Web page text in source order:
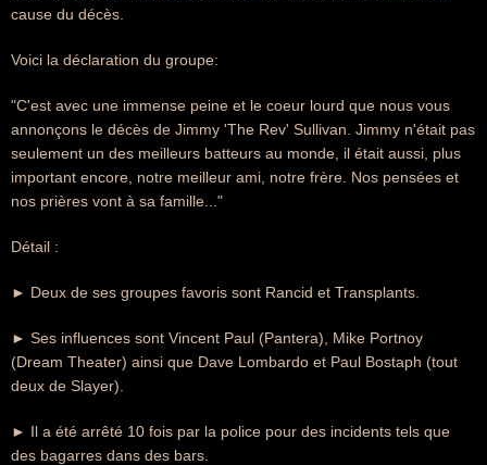
cause du décès.
Voici la déclaration du groupe:
"C'est avec une immense peine et le coeur lourd que nous vous
annonçons le décès de Jimmy 'The Rev' Sullivan. Jimmy n'était pas
seulement un des meilleurs batteurs au monde, il était aussi, plus
important encore, notre meilleur ami, notre frère. Nos pensées et
nos prières vont à sa famille..."
Détail :
► Deux de ses groupes favoris sont Rancid et Transplants.
► Ses influences sont Vincent Paul (Pantera), Mike Portnoy
(Dream Theater) ainsi que Dave Lombardo et Paul Bostaph (tout
deux de Slayer).
► Il a été arrêté 10 fois par la police pour des incidents tels que
des bagarres dans des bars.